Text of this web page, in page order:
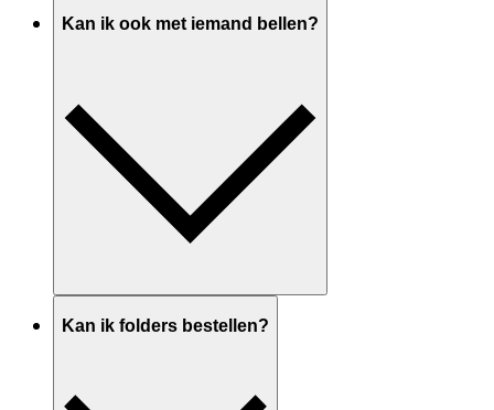
Kan ik ook met iemand bellen?
Kan ik folders bestellen?